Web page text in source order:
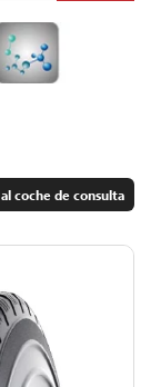
coche de consulta